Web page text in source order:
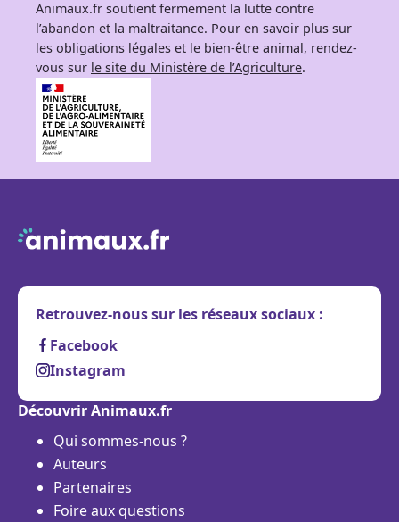
Animaux.fr soutient fermement la lutte contre
l’abandon et la maltraitance. Pour en savoir plus sur
les obligations légales et le bien-être animal, rendez-
vous sur le site du Ministère de l’Agriculture.
Retrouvez-nous sur les réseaux sociaux :
Facebook
Instagram
Découvrir Animaux.fr
Qui sommes-nous ?
Auteurs
Partenaires
Foire aux questions